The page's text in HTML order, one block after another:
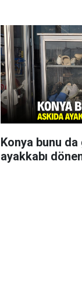
Konya bunu
ayakkabı